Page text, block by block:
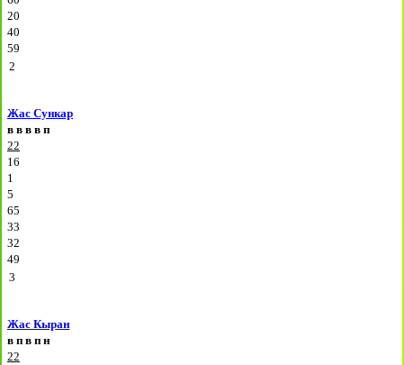
20
40
59
2
Жас Сункар
в в в в п
22
16
1
5
65
33
32
49
3
Жас Кыран
в п в п н
22